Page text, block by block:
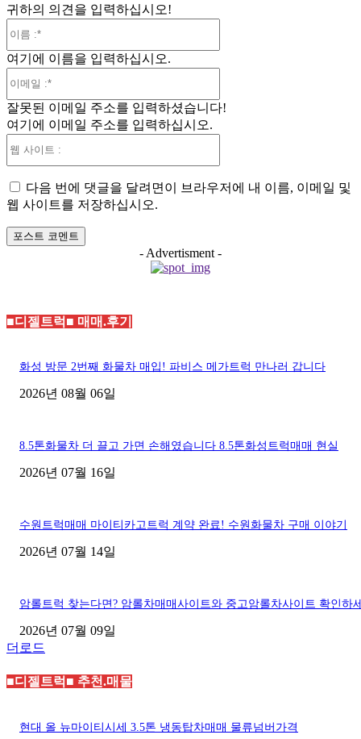
귀하의 의견을 입력하십시오!
여기에 이름을 입력하십시오.
일
잘못된 이메일 주소를 입력하셨습니다!
여기에 이메일 주소를 입력하십시오.
트
다음 번에 댓글을 달려면이 브라우저에 내 이름, 이메일 및
웹 사이트를 저장하십시오.
- Advertisment -
■디젤트럭■ 매매.후기
화성 방문 2번째 화물차 매입! 파비스 메가트럭 만나러 갑니다
2026년 08월 06일
8.5톤화물차 더 끌고 가면 손해였습니다 8.5톤화성트럭매매 현실
2026년 07월 16일
수원트럭매매 마이티카고트럭 계약 완료! 수원화물차 구매 이야기
2026년 07월 14일
암롤트럭 찾는다면? 암롤차매매사이트와 중고암롤차사이트 확인하
2026년 07월 09일
더로드
■디젤트럭■ 추천.매물
현대 올 뉴마이티시세 3.5톤 냉동탑차매매 물류넘버가격